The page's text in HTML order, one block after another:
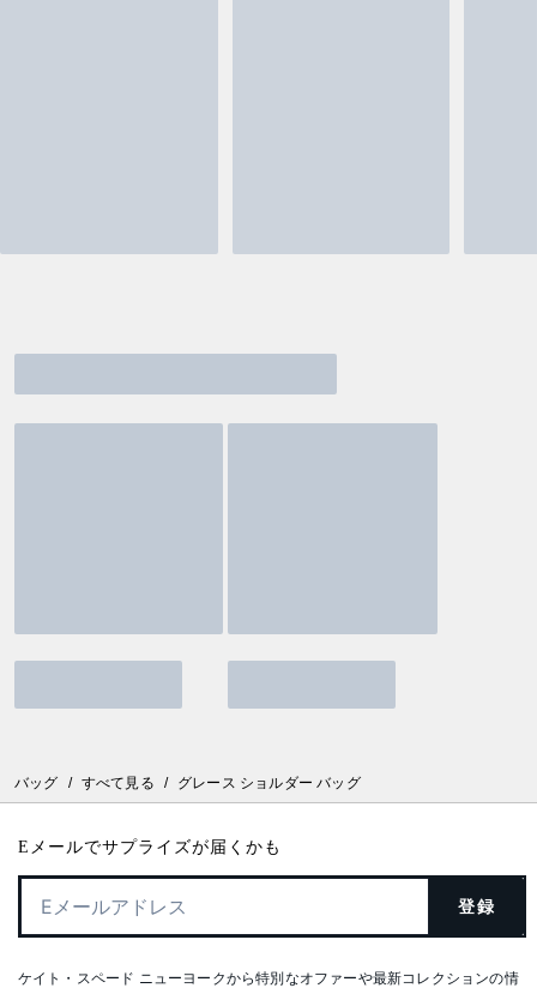
バッグ / すべて見る / グレース ショルダー バッグ
Eメールでサプライズが届くかも
登録
ケイト・スペード ニューヨークから特別なオファーや最新コレクションの情